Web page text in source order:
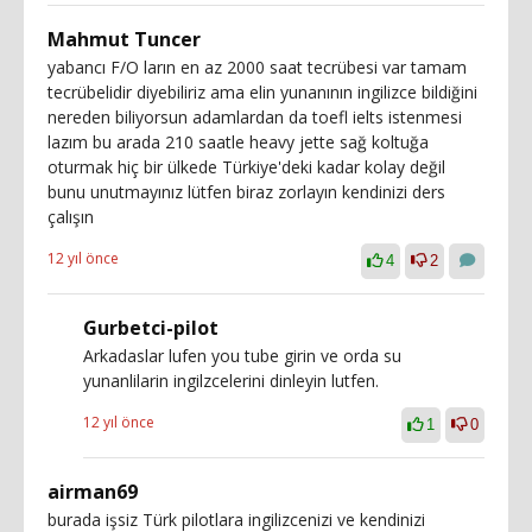
Mahmut Tuncer
yabancı F/O ların en az 2000 saat tecrübesi var tamam
tecrübelidir diyebiliriz ama elin yunanının ingilizce bildiğini
nereden biliyorsun adamlardan da toefl ielts istenmesi
lazım bu arada 210 saatle heavy jette sağ koltuğa
oturmak hiç bir ülkede Türkiye'deki kadar kolay değil
bunu unutmayınız lütfen biraz zorlayın kendinizi ders
çalışın
12 yıl önce 4 2
Gurbetci-pilot
Arkadaslar lufen you tube girin ve orda su
yunanlilarin ingilzcelerini dinleyin lutfen.
12 yıl önce 1 0
airman69
burada işsiz Türk pilotlara ingilizcenizi ve kendinizi